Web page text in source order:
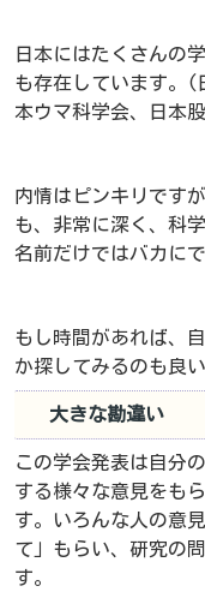
日本にはたくさんの
も存在しています。(
本ウマ科学会、日本
内情はピンキリです
も、非常に深く、科
名前だけではバカにで
もし時間があれば、
か探してみるのも良
大きな勘違い
この学会発表は自分
する様々な意見をも
す。いろんな人の意
て」もらい、研究の
す。